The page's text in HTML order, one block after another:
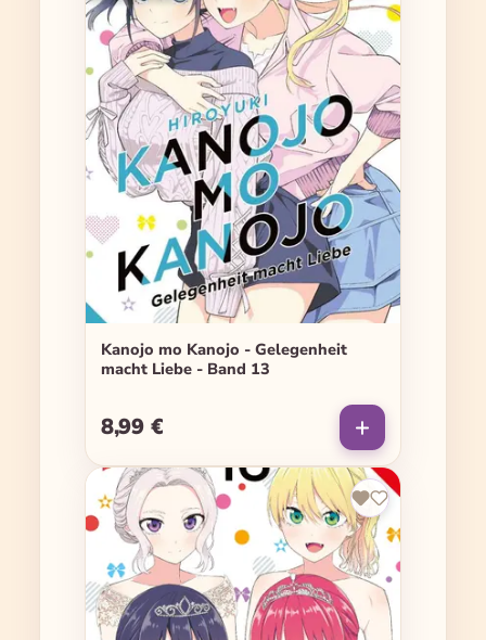
Kanojo mo Kanojo - Gelegenheit
macht Liebe - Band 13
Regulärer Preis:
8,99 €